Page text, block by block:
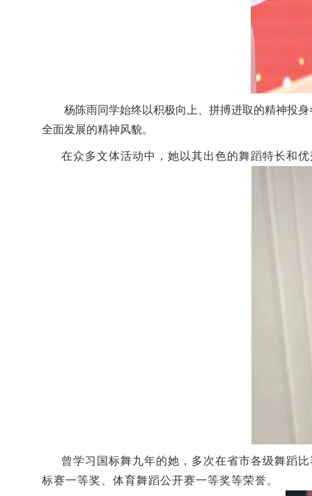
杨陈雨同学始终以积极向上、拼搏进取的精神投
全面发展的精神风貌。
在众多文体活动中，她以其出色的舞蹈特长和
曾学习国标舞九年的她，多次在省市各级舞蹈
标赛一等奖、体育舞蹈公开赛一等奖等荣誉。